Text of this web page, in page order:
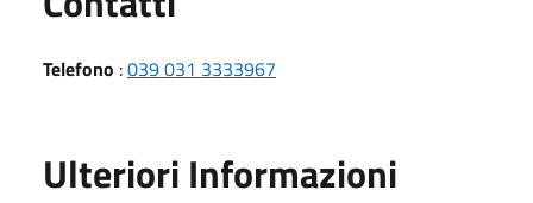
Telefono :039 031 3333967
Ulteriori Informazioni